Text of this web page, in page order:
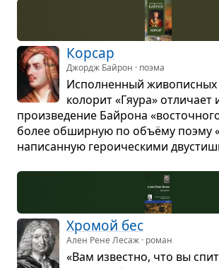
Кор­сар
Джордж Байрон · поэма
Испол­нен­ный живо­пис­ных
коло­рит «Гяура»
про­из­ве­де­ние Байрона
более обшир­ную по объёму поэму
напи­сан­ную геро­и­че­скими
Хро­мой бес
Ален Рене Лесаж · роман
«Вам известно, что вы